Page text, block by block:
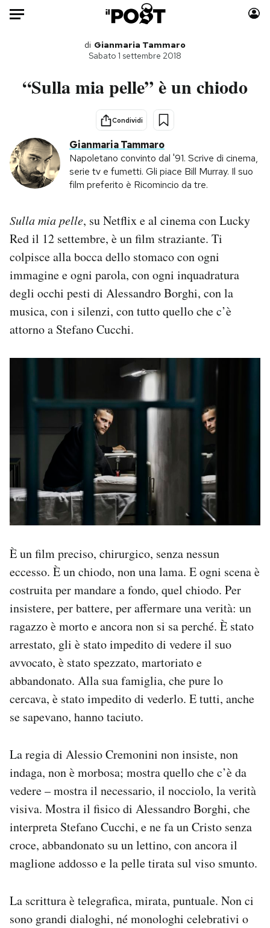
Auto
Politica
Tecnologia
Internet
Scienza
Economia
Sport
Libri
Storie/Idee
Ok Boomer!
Media
Altrecose
Mondiali calcio 2026
PODCAST
NEWSLETTER
CALENDARIO
AREA PERSONALE
Area Personale
Notifiche mobile
Regala il Post
di Gianmaria Tammaro
Sabato 1 settembre 2018
“Sulla mia pelle” è un chiodo
Condividi
Gianmaria Tammaro
Napoletano convinto dal '91. Scrive di cinema,
serie tv e fumetti. Gli piace Bill Murray. Il suo
film preferito è Ricomincio da tre.
Sulla mia pelle, su Netflix e al cinema con Lucky
Red il 12 settembre, è un film straziante. Ti
colpisce alla bocca dello stomaco con ogni
immagine e ogni parola, con ogni inquadratura
degli occhi pesti di Alessandro Borghi, con la
musica, con i silenzi, con tutto quello che c’è
attorno a Stefano Cucchi.
È un film preciso, chirurgico, senza nessun
eccesso. È un chiodo, non una lama. E ogni scena è
costruita per mandare a fondo, quel chiodo. Per
insistere, per battere, per affermare una verità: un
ragazzo è morto e ancora non si sa perché. È stato
arrestato, gli è stato impedito di vedere il suo
avvocato, è stato spezzato, martoriato e
abbandonato. Alla sua famiglia, che pure lo
cercava, è stato impedito di vederlo. E tutti, anche
se sapevano, hanno taciuto.
La regia di Alessio Cremonini non insiste, non
indaga, non è morbosa; mostra quello che c’è da
vedere – mostra il necessario, il nocciolo, la verità
visiva. Mostra il fisico di Alessandro Borghi, che
interpreta Stefano Cucchi, e ne fa un Cristo senza
croce, abbandonato su un lettino, con ancora il
maglione addosso e la pelle tirata sul viso smunto.
La scrittura è telegrafica, mirata, puntuale. Non ci
sono grandi dialoghi, né monologhi celebrativi o